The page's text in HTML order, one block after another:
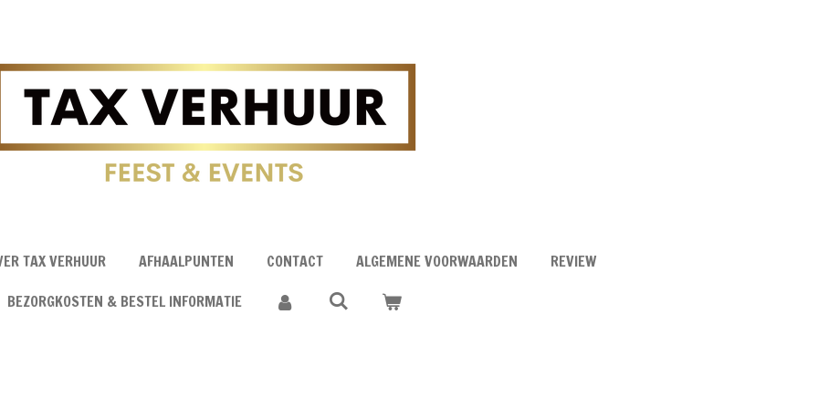
TAX VERHUUR AFHAALPUNTEN CONTACT ALGEMENE VOORWAARDEN
REVIEW
BEZORGKOSTEN & BESTEL INFORMATIE